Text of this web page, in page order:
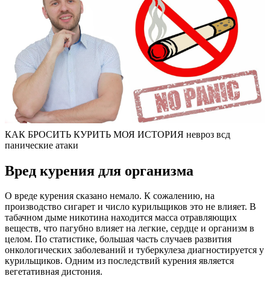
КАК БРОСИТЬ КУРИТЬ МОЯ ИСТОРИЯ невроз всд
панические атаки
Вред курения для организма
О вреде курения сказано немало. К сожалению, на
производство сигарет и число курильщиков это не влияет. В
табачном дыме никотина находится масса отравляющих
веществ, что пагубно влияет на легкие, сердце и организм в
целом. По статистике, большая часть случаев развития
онкологических заболеваний и туберкулеза диагностируется у
курильщиков. Одним из последствий курения является
вегетативная дистония.